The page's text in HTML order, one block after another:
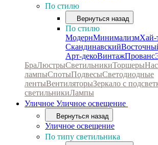
По стилю
Вернуться назад
По стилю
МодернМинимализмХай-
Скандинавский
Арт-декоВинтажПрованс
БраЛюстрыСветильникиТоршеры
лампыСпотыПодвесыСветодиодные
лентыВентиляторыЗеркало с
светильникиЛампы
Уличное Уличное освещение
Вернуться назад
Уличное освещение
По типу светильника